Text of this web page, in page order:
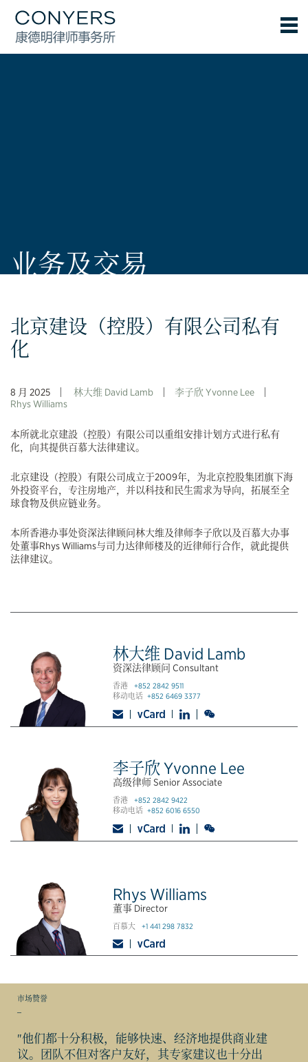
业务及交易
北京建设（控股）有限公司私有
化
8 月 2025 林大维 David Lamb
李子欣 Yvonne Lee
Rhys Williams
本所就北京建設（控股）有限公司以重组安排计划方式进行私有
化，向其提供百慕大法律建议。
北京建设（控股）有限公司成立于2009年，为北京控股集团旗下海
外投资平台，专注房地产，并以科技和民生需求为导向，拓展至全
球食物及供应链业务。
本所香港办事处资深法律顾问林大维及律师李子欣以及百慕大办事
处董事Rhys Williams与司力达律师楼及的近律师行合作，就此提供
法律建议。
林大维 David Lamb
资深法律顾问 Consultant
香港+852 2842 9511
移动电话+852 6469 3377
李子欣 Yvonne Lee
高级律师 Senior Associate
香港+852 2842 9422
移动电话+852 6016 6550
Rhys Williams
董事 Director
百慕大+1 441 298 7832
市场赞誉
"他们都十分积极，能够快速、经济地提供商业建
议。团队不但对客户友好，其专家建议也十分出